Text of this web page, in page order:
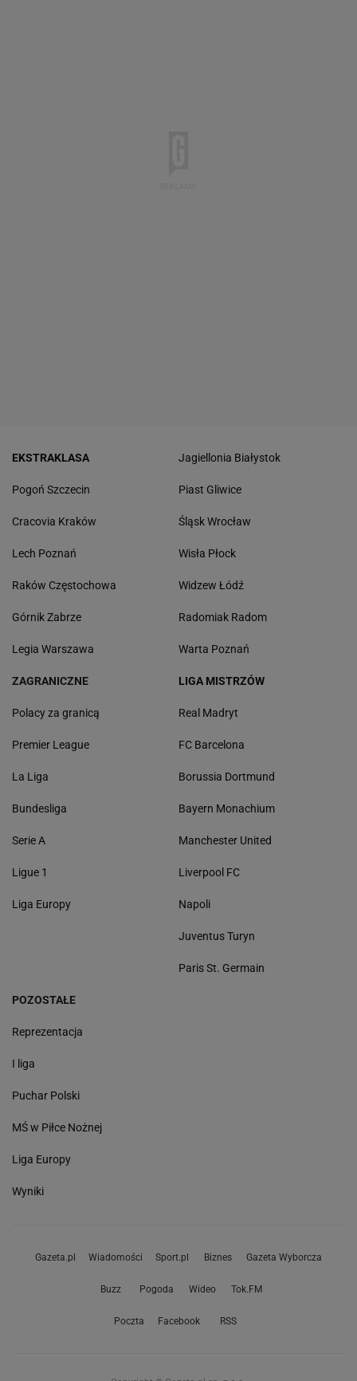
EKSTRAKLASA
Pogoń Szczecin
Cracovia Kraków
Lech Poznań
Raków Częstochowa
Górnik Zabrze
Legia Warszawa
Jagiellonia Białystok
Piast Gliwice
Śląsk Wrocław
Wisła Płock
Widzew Łódź
Radomiak Radom
Warta Poznań
ZAGRANICZNE
Polacy za granicą
Premier League
La Liga
Bundesliga
Serie A
Ligue 1
Liga Europy
LIGA MISTRZÓW
Real Madryt
FC Barcelona
Borussia Dortmund
Bayern Monachium
Manchester United
Liverpool FC
Napoli
Juventus Turyn
Paris St. Germain
POZOSTAŁE
Reprezentacja
I liga
Puchar Polski
MŚ w Piłce Nożnej
Liga Europy
Wyniki
Gazeta.pl Wiadomości Sport.pl Biznes Gazeta Wyborcza
Buzz Pogoda Wideo Tok.FM
Poczta Facebook RSS